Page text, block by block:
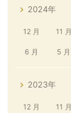
2024年
12 月 11 月
6 月 5 月
2023年
12 月 11 月